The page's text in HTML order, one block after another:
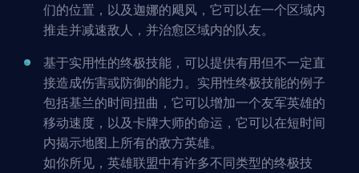
们的位置，以及迦娜的飓风，它可以在一个区域内
推走并减速敌人，并治愈区域内的队友。
基于实用性的终极技能，可以提供有用但不一定直
接造成伤害或防御的能力。实用性终极技能的例子
包括基兰的时间扭曲，它可以增加一个友军英雄的
移动速度，以及卡牌大师的命运，它可以在短时间
内揭示地图上所有的敌方英雄。
如你所见，英雄联盟中有许多不同类型的终极技